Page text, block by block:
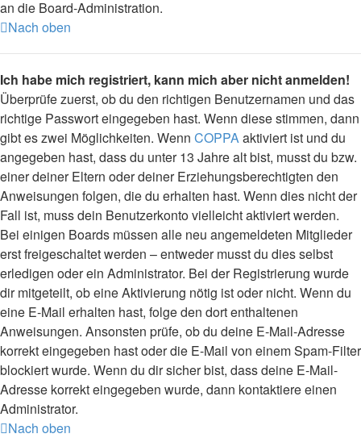
an die Board-Administration.
Nach oben
Ich habe mich registriert, kann mich aber nicht anmelden!
Überprüfe zuerst, ob du den richtigen Benutzernamen und das
richtige Passwort eingegeben hast. Wenn diese stimmen, dann
gibt es zwei Möglichkeiten. Wenn COPPAaktiviert ist und du
angegeben hast, dass du unter 13 Jahre alt bist, musst du bzw.
einer deiner Eltern oder deiner Erziehungsberechtigten den
Anweisungen folgen, die du erhalten hast. Wenn dies nicht der
Fall ist, muss dein Benutzerkonto vielleicht aktiviert werden.
Bei einigen Boards müssen alle neu angemeldeten Mitglieder
erst freigeschaltet werden – entweder musst du dies selbst
erledigen oder ein Administrator. Bei der Registrierung wurde
dir mitgeteilt, ob eine Aktivierung nötig ist oder nicht. Wenn du
eine E-Mail erhalten hast, folge den dort enthaltenen
Anweisungen. Ansonsten prüfe, ob du deine E-Mail-Adresse
korrekt eingegeben hast oder die E-Mail von einem Spam-Filter
blockiert wurde. Wenn du dir sicher bist, dass deine E-Mail-
Adresse korrekt eingegeben wurde, dann kontaktiere einen
Administrator.
Nach oben